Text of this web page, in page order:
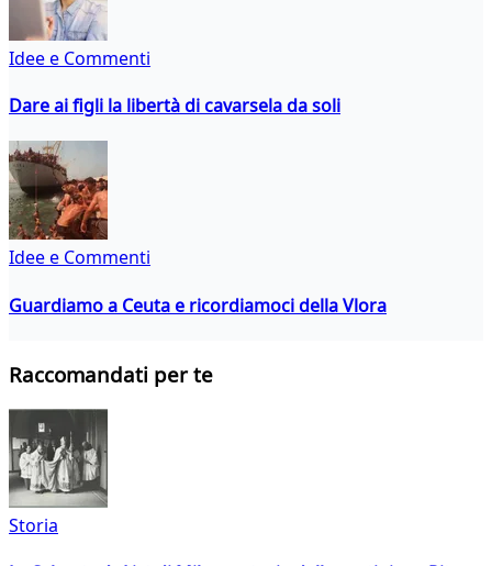
Idee e Commenti
Dare ai figli la libertà di cavarsela da soli
Idee e Commenti
Guardiamo a Ceuta e ricordiamoci della Vlora
Raccomandati per te
Storia